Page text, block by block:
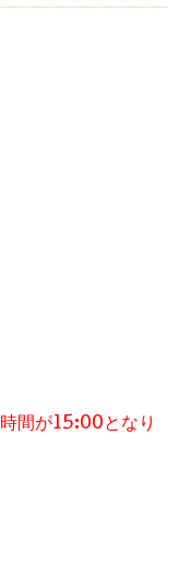
間が15:00となり